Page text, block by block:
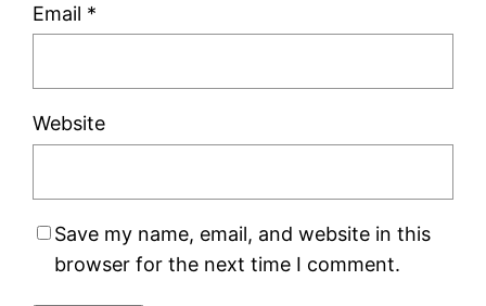
Email *
Website
Save my name, email, and website in this
browser for the next time I comment.